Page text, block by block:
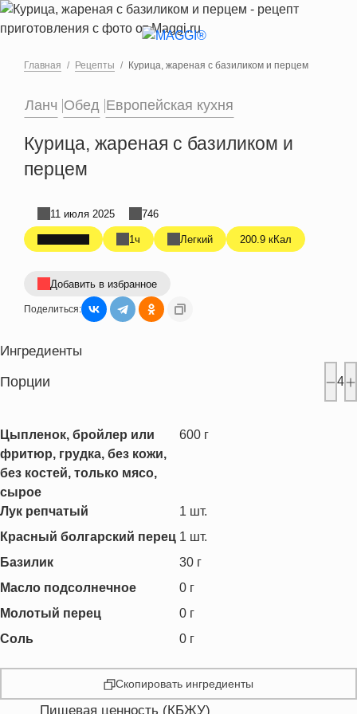
Перейти к основному содержанию
Главная Рецепты Курица, жареная с базиликом и перцем
Ланч Обед Европейская кухня
Курица, жареная с базиликом и
перцем
1ч Легкий 200.9 кКал
11 июля 2025 746
Добавить в избранное
Поделиться:
Ингредиенты
Порции 4
Цыпленок, бройлер или
фритюр, грудка, без кожи,
без костей, только мясо,
сырое
600 г
Лук репчатый 1 шт.
Красный болгарский перец 1 шт.
Базилик
30 г
Масло подсолнечное
0 г
Молотый перец
0 г
Соль
0 г
Скопировать ингредиенты
Пищевая ценность (КБЖУ)